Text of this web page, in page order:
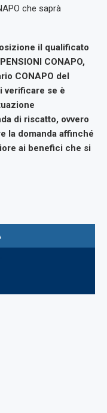
che saprà
il qualificato
CONAPO,
CONAPO del
verificare se è
di riscatto, ovvero
la domanda affinché
ai benefici che si